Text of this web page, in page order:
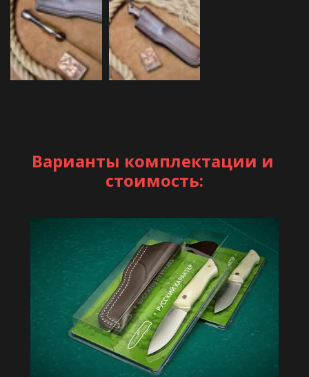
Варианты комплектации и
стоимость: